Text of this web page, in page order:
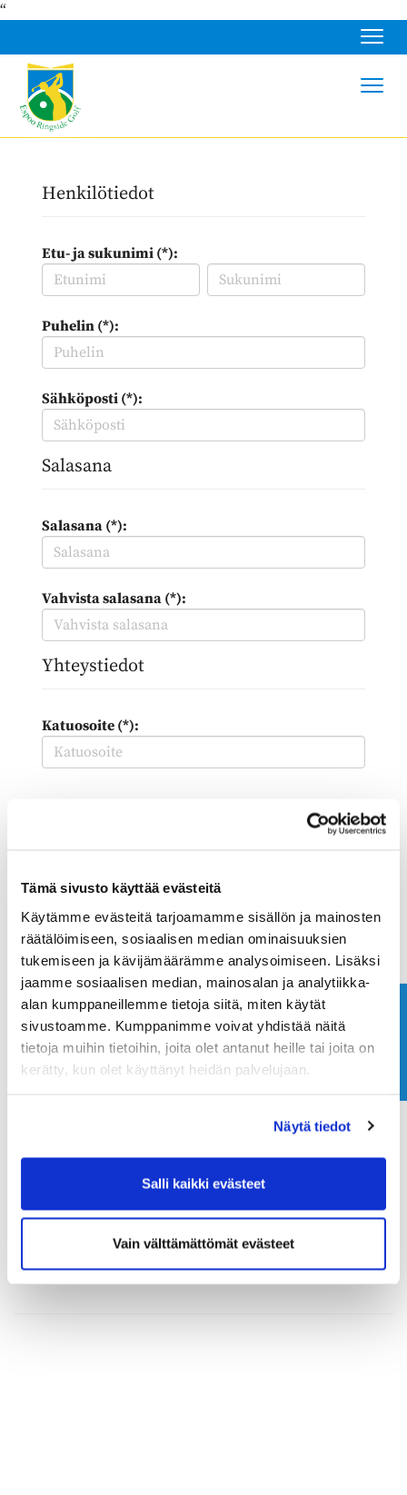
Tämä sivusto käyttää evästeitä
Käytämme evästeitä tarjoamamme sisällön ja mainosten
räätälöimiseen, sosiaalisen median ominaisuuksien
tukemiseen ja kävijämäärämme analysoimiseen. Lisäksi
jaamme sosiaalisen median, mainosalan ja analytiikka-
alan kumppaneillemme tietoja siitä, miten käytät
sivustoamme. Kumppanimme voivat yhdistää näitä
tietoja muihin tietoihin, joita olet antanut heille tai joita on
kerätty, kun olet käyttänyt heidän palvelujaan.
Näytä tiedot
Salli kaikki evästeet
Vain välttämättömät evästeet
“
Henkilötiedot
Etu- ja sukunimi (*):
Puhelin (*):
Sähköposti (*):
Salasana
Salasana (*):
Vahvista salasana (*):
Yhteystiedot
Katuosoite (*):
Suomi
Golf jäsenyys
Valitse seura:
Jäsennumero:
Rekisteröidy
Haluan tilata Ringside Golf uutiskirjeen
Olen lukenuttietosuojaselosteen
henkilötietojeni käsittelyn (*)
(*) Tieto on pakollinen